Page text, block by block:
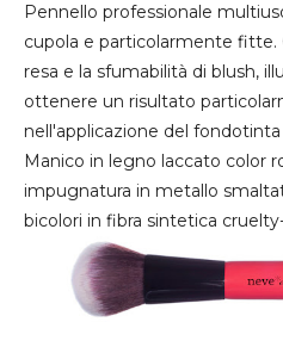
Pennello professionale
cupola e particolarmente fitte.
resa e la sfumabilità di blush,
ottenere un risultato
nell'applicazione del fondotinta
Manico in legno laccato color
impugnatura in metallo
bicolori in fibra sintetica